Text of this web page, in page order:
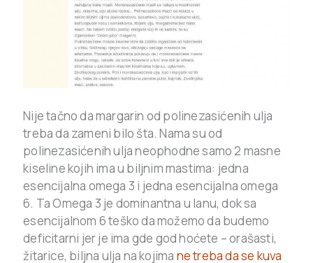
Nije tačno da margarin od polinezasićenih ulja
treba da zameni bilo šta. Nama su od
polinezasićenih ulja neophodne samo 2 masne
kiseline kojih ima u biljnim mastima: jedna
esencijalna omega 3 i jedna esencijalna omega
6. Ta Omega 3 je dominantna u lanu, dok sa
esencijalnom 6 teško da možemo da budemo
deficitarni jer je ima gde god hoćete – orašasti,
žitarice, biljna ulja na kojima ne treba da se kuva